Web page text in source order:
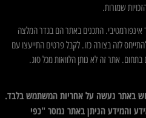
שמורות.
אינפורמטיבי. התכנים באתר הם בגדר המלצה
לזה בצורה כזו. לקבל פרטים התייעצו עם
בתחום. אתר זה לא נותן הלוואות מכל סוג.
באתר נעשה על אחריות המשתמש בלבד.
והמידע הניתן באתר נמסר "כפי